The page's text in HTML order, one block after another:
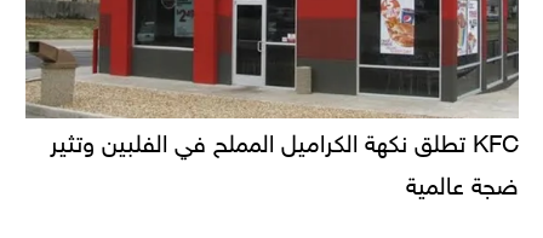
KFC تطلق نكهة الكراميل المملح في الفلبين وتثير
ضجة عالمية